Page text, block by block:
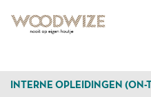
INTERNE OPLEIDINGEN (ON-